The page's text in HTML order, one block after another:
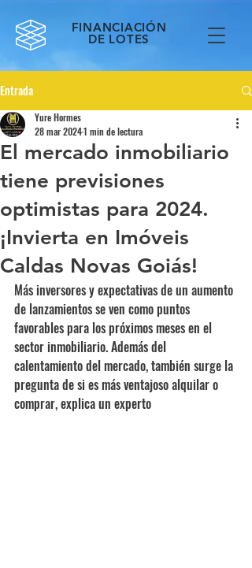
FINANCIACIÓN
DE LOTES
Entrada
El mercado inmobiliario
tiene previsiones
optimistas para 2024.
¡Invierta en Imóveis
Caldas Novas Goiás!
Yure Hormes
28 mar 20241 min de lectura
Más inversores y expectativas de un aumento
de lanzamientos se ven como puntos
favorables para los próximos meses en el
sector inmobiliario. Además del
calentamiento del mercado, también surge la
pregunta de si es más ventajoso alquilar o
comprar, explica un experto